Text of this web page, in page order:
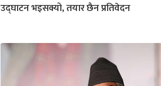
उद्घाटन भइसक्यो, तयार छैन प्रतिवेदन